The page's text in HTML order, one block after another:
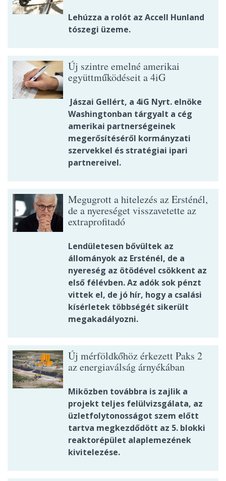
Lehúzza a rolót az Accell Hunland
tószegi üzeme.
Új szintre emelné amerikai
együttműködéseit a 4iG
Jászai Gellért, a 4iG Nyrt. elnöke
Washingtonban tárgyalt a cég
amerikai partnerségeinek
megerősítéséről kormányzati
szervekkel és stratégiai ipari
partnereivel.
Megugrott a hitelezés az Ersténél,
de a nyereséget visszavetette az
extraprofitadó
Lendületesen bővültek az
állományok az Ersténél, de a
nyereség az ötödével csökkent az
első félévben. Az adók sok pénzt
vittek el, de jó hír, hogy a csalási
kísérletek többségét sikerült
megakadályozni.
Új mérföldkőhöz érkezett Paks 2
az energiaválság árnyékában
Miközben továbbra is zajlik a
projekt teljes felülvizsgálata, az
üzletfolytonosságot szem előtt
tartva megkezdődött az 5. blokki
reaktorépület alaplemezének
kivitelezése.